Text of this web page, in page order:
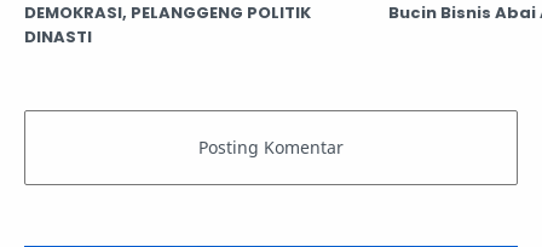
DEMOKRASI, PELANGGENG POLITIK
DINASTI
Bucin Bisnis